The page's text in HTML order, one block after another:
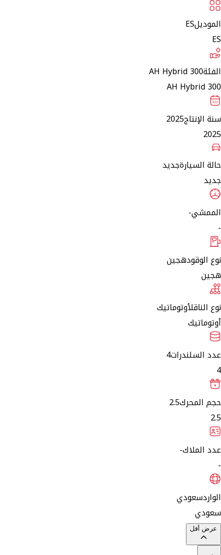
الموديلES
ES
الفئة300 AH Hybrid
300 AH Hybrid
سنة الإنتاج2025
2025
حالة السيارةجديد
جديد
الممشي-
-
نوع الوقودهجين
هجين
نوع الناقلأوتوماتيك
أوتوماتيك
عدد السلندرات4
4
حجم المحرك2.5
2.5
عدد الملاك-
-
الواردسعودي
سعودي
عرض أقل